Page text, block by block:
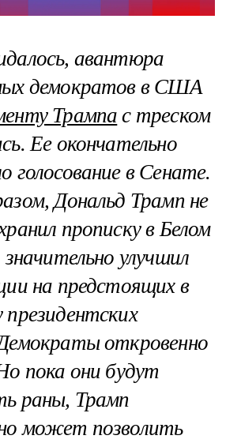
авантюра
демократов в США
Трампа с треском
Ее окончательно
голосование в Сенате.
Дональд Трамп не
прописку в Белом
улучшил
на предстоящих в
откровенно
пока они будут
раны, Трамп
может позволить